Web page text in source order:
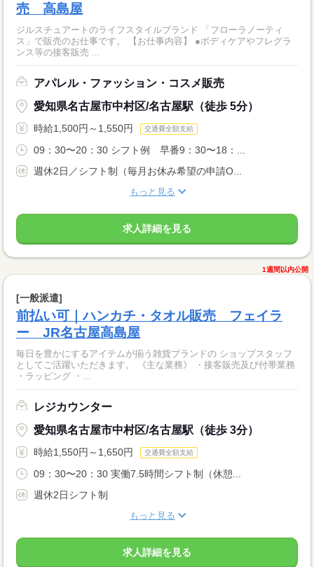
売 高島屋
ジルスチュアートのライフスタイルブランド 「フローラノーティ
ス」で販売のお仕事です。 【お仕事内容】 ●ボディケアやフレグラ
ンス等の接客販売 ...
アパレル・ファッション・コスメ販売
愛知県名古屋市中村区/名古屋駅（徒歩 5分）
時給1,500円～1,550円 交通費全額支給
09：30〜20：30 シフト例 早番9：30〜18：...
週休2日／シフト制（毎月お休み希望の申請O...
もっと見る
求人詳細を見る
1週間以内公開
[一般派遣]
前払い可｜ハンカチ・タオル販売 フェイラ
ー JR名古屋高島屋
毎日を豊かにするアイテムが揃う雑貨ブランドの ショップスタッフ
としてご活躍いただきます。 《主な業務》 ・接客販売及び付帯業務
・ラッピング ・...
レジカウンター
愛知県名古屋市中村区/名古屋駅（徒歩 3分）
時給1,550円～1,650円 交通費全額支給
09：30〜20：30 実働7.5時間シフト制（休憩...
週休2日シフト制
もっと見る
求人詳細を見る